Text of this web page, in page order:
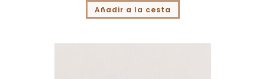
Añadir a la cesta